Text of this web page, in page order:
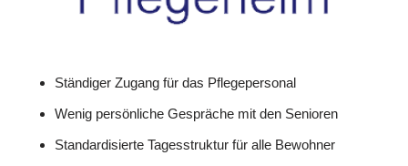
Ständiger Zugang für das Pflegepersonal
Wenig persönliche Gespräche mit den Senioren
Standardisierte Tagesstruktur für alle Bewohner